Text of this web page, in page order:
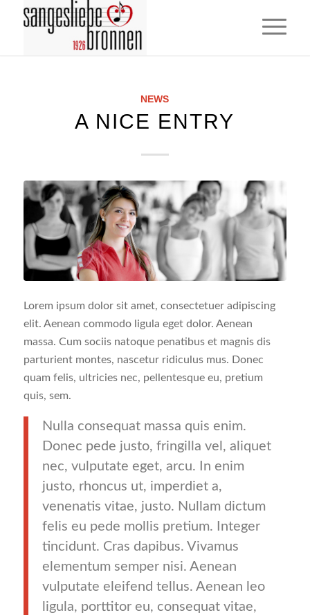
NEWS
A NICE ENTRY
Lorem ipsum dolor sit amet, consectetuer adipiscing
elit. Aenean commodo ligula eget dolor. Aenean
massa. Cum sociis natoque penatibus et magnis dis
parturient montes, nascetur ridiculus mus. Donec
quam felis, ultricies nec, pellentesque eu, pretium
quis, sem.
Nulla consequat massa quis enim.
Donec pede justo, fringilla vel, aliquet
nec, vulputate eget, arcu. In enim
justo, rhoncus ut, imperdiet a,
venenatis vitae, justo. Nullam dictum
felis eu pede mollis pretium. Integer
tincidunt. Cras dapibus. Vivamus
elementum semper nisi. Aenean
vulputate eleifend tellus. Aenean leo
ligula, porttitor eu, consequat vitae,